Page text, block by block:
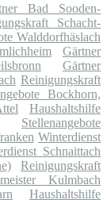
Bad Sooden-
Schacht-
Walddorfhäslach
Gärtner
Gärtner
Reinigungskraft
Bockhorn,
Haushaltshilfe
Stellenangebote
Winterdienst
Schnaittach
Reinigungskraft
Kulmbach
Haushaltshilfe